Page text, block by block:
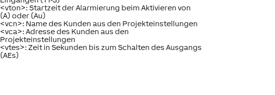
<vton>: Startzeit der Alarmierung beim Aktivieren von
(A) oder (Au)
<vcn>: Name des Kunden aus den Projekteinstellungen
<vca>: Adresse des Kunden aus den
Projekteinstellungen
<vtes>: Zeit in Sekunden bis zum Schalten des Ausgangs
(AEs)